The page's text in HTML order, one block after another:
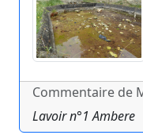
Commentaire de
Lavoir n°1 Ambere